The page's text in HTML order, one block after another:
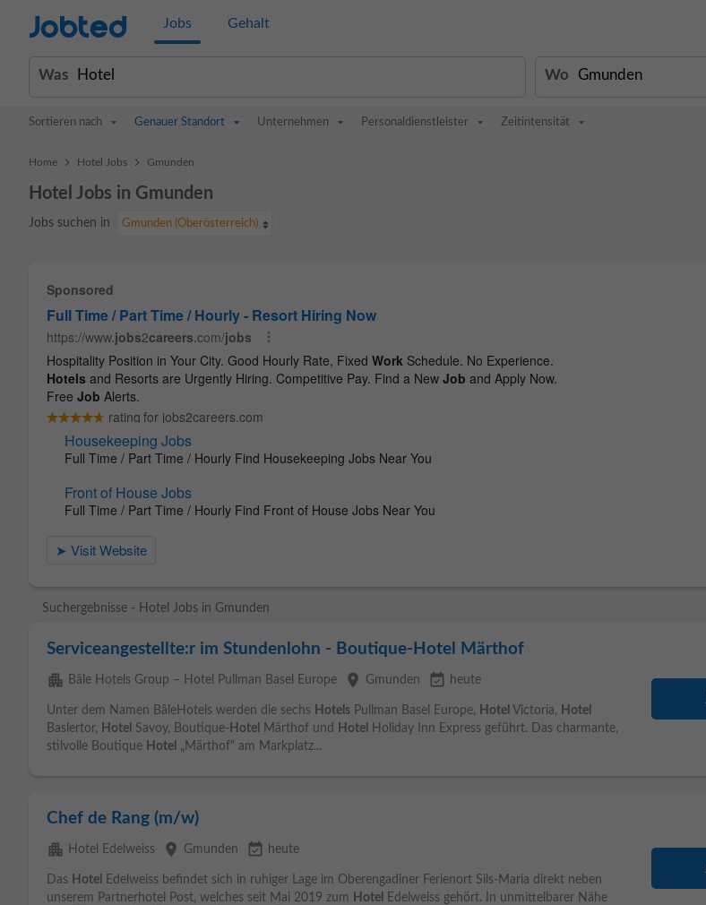
Jobted Jobs Gehalt
Was Wo
Sortieren nach Genauer Standort Unternehmen Personaldienstleister Zeitintensität
Home > Hotel Jobs > Gmunden
Hotel Jobs in Gmunden
Jobs suchen in Gmunden (Oberösterreich)
Suchergebnisse - Hotel Jobs in Gmunden
Serviceangestellte:r im Stundenlohn - Boutique-Hotel Märthof
apartment Bâle Hotels Group – Hotel Pullman Basel Europe place Gmunden event_available heute
Unter dem Namen BâleHotels werden die sechs Hotels Pullman Basel Europe, Hotel Victoria, Hotel
Baslertor, Hotel Savoy, Boutique- Hotel Märthof und Hotel
Holiday Inn Express geführt. Das charmante,
stilvolle Boutique Hotel „Märthof“ am Markplatz...
Chef de Rang (m/w)
apartment Hotel Edelweiss place Gmunden event_available heute
Das Hotel
Edelweiss befindet sich in ruhiger Lage im Oberengadiner Ferienort Sils-Maria direkt neben
unserem Partnerhotel Post, welches seit Mai 2019 zum Hotel
Edelweiss gehört. In unmittelbarer Nähe